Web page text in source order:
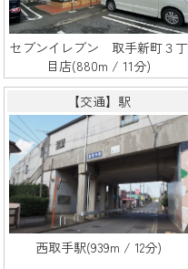
セブンイレブン 取手新町３丁
目店(880m / 11分)
【交通】駅
西取手駅(939m / 12分)